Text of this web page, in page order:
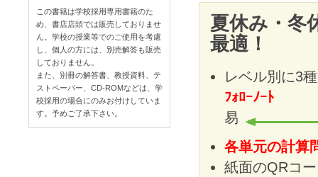
夏休み・冬
最適！
レベル別に3
ﾌｫﾛｰﾉｰﾄ
易
各単元の計算
紙面のQRコ
この書籍は学校採用専用書籍のた
め、書店店頭では販売しておりませ
ん。学校の授業等でのご使用を考慮
し、個人の方には、別売解答も販売
しておりません。
また、別冊の解答書、教授資料、テ
ストペーパー、CD-ROMなどは、学
校採用の場合にのみお付けしていま
す。予めご了承下さい。